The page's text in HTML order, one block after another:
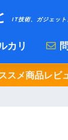
IT技術、ガジェッ
カリ
スメ商品レビ